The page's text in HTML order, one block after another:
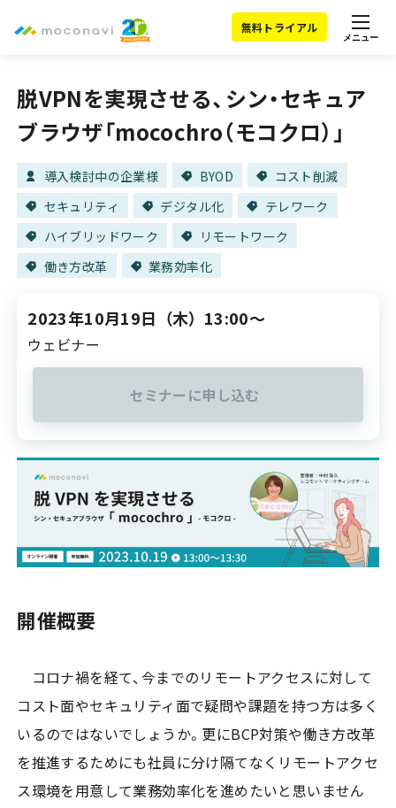
無料トライアル
メニュー
脱VPNを実現させる、シン・セキュア
ブラウザ「mocochro（モコクロ）」
導入検討中の企業様 BYOD
コスト削減
セキュリティ
デジタル化
テレワーク
ハイブリッドワーク
リモートワーク
働き方改革
業務効率化
2023年10月19日 （木） 13:00～
ウェビナー
セミナーに申し込む
開催概要
コロナ禍を経て、今までのリモートアクセスに対して
コスト面やセキュリティ面で疑問や課題を持つ方は多く
いるのではないでしょうか。更にBCP対策や働き方改革
を推進するためにも社員に分け隔てなくリモートアクセ
ス環境を用意して業務効率化を進めたいと思いません